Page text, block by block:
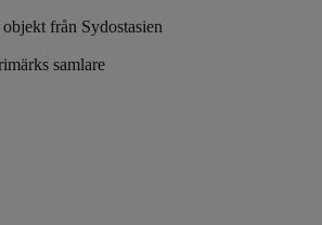
från Sydostasien
samlare